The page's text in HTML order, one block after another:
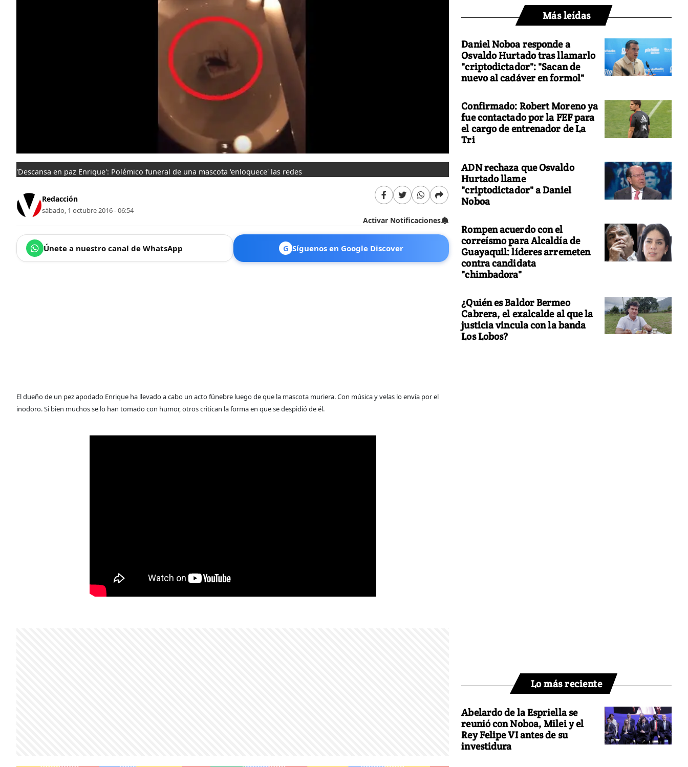
'Descansa en paz Enrique': Polémico funeral de una mascota 'enloquece' las redes
Redacción
sábado, 1 octubre 2016 - 06:54
Activar Notificaciones
Únete a nuestro canal de WhatsApp G Síguenos en Google Discover
El dueño de un pez apodado Enrique ha llevado a cabo un acto fúnebre luego de que la mascota muriera. Con música y velas lo envía por el
inodoro. Si bien muchos se lo han tomado con humor, otros critican la forma en que se despidió de él.
Más leídas
Daniel Noboa responde a
Osvaldo Hurtado tras llamarlo
"criptodictador": "Sacan de
nuevo al cadáver en formol"
Confirmado: Robert Moreno ya
fue contactado por la FEF para
el cargo de entrenador de La
Tri
ADN rechaza que Osvaldo
Hurtado llame
"criptodictador" a Daniel
Noboa
Rompen acuerdo con el
correísmo para Alcaldía de
Guayaquil: líderes arremeten
contra candidata
"chimbadora"
¿Quién es Baldor Bermeo
Cabrera, el exalcalde al que la
justicia vincula con la banda
Los Lobos?
Lo más reciente
Abelardo de la Espriella se
reunió con Noboa, Milei y el
Rey Felipe VI antes de su
investidura